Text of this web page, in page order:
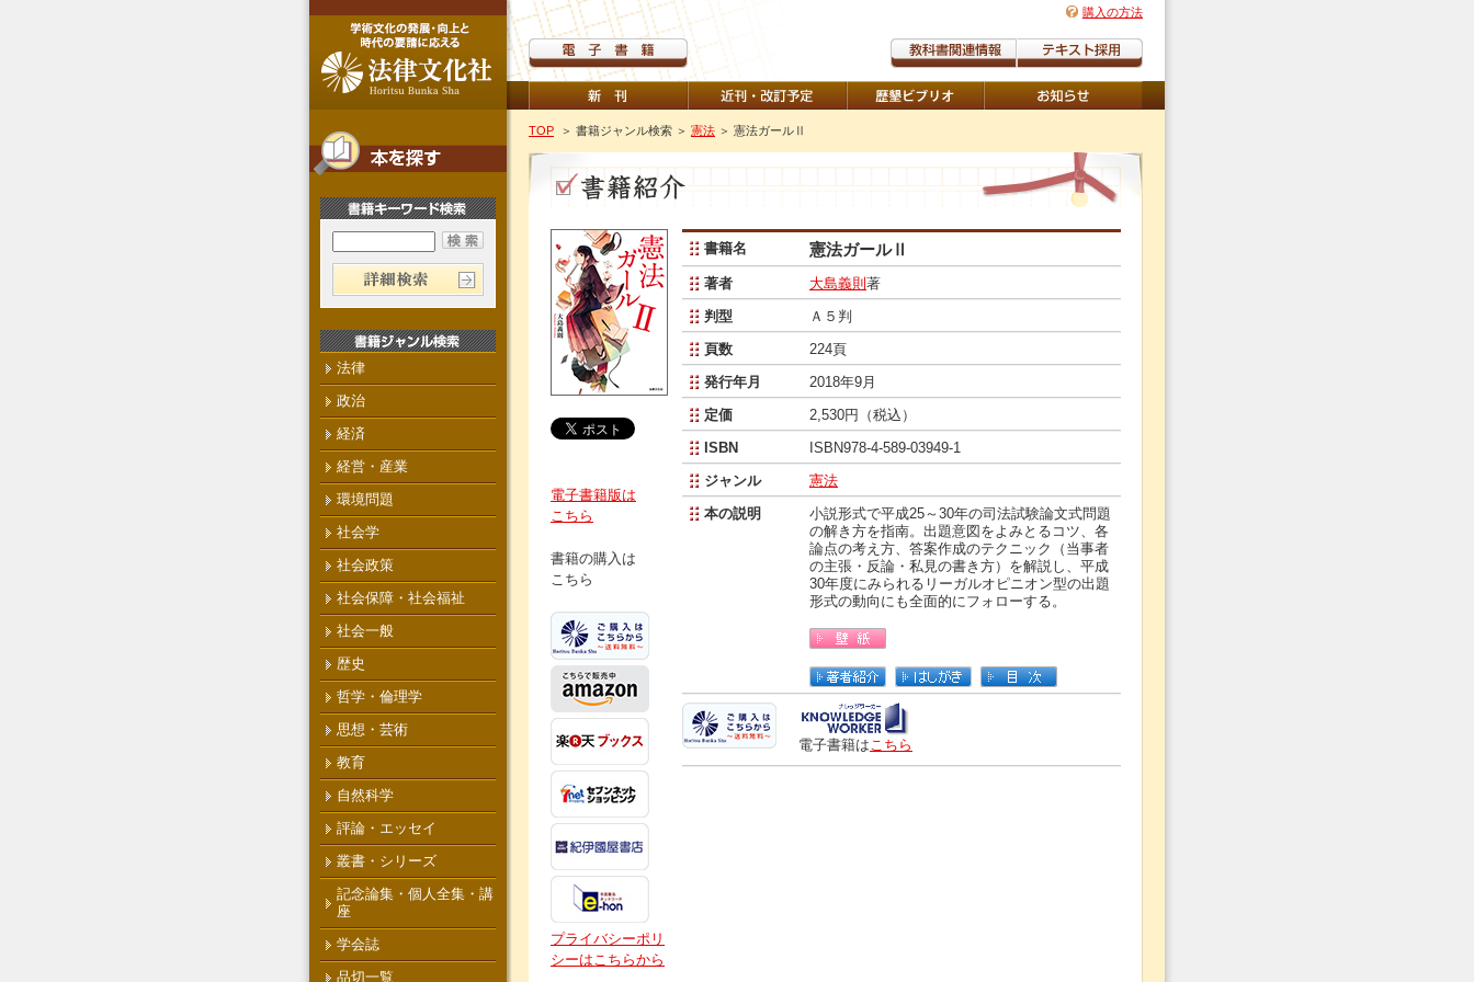
購入の方法
TOP ＞ 書籍ジャンル検索 ＞ 憲法 ＞ 憲法ガールⅡ
電子書籍版は
こちら
書籍の購入は
こちら
プライバシーポリ
シーはこちらから
書籍名 憲法ガールⅡ
著者 大島義則 著
判型
Ａ５判
頁数
224頁
発行年月
2018年9月
定価
2,530円（税込）
ISBN
ISBN978-4-589-03949-1
ジャンル
憲法
本の説明
小説形式で平成25～30年の司法試験論文式問題
の解き方を指南。出題意図をよみとるコツ、各
論点の考え方、答案作成のテクニック（当事者
の主張・反論・私見の書き方）を解説し、平成
30年度にみられるリーガルオピニオン型の出題
形式の動向にも全面的にフォローする。
電子書籍はこちら
法律
政治
経済
経営・産業
環境問題
社会学
社会政策
社会保障・社会福祉
社会一般
歴史
哲学・倫理学
思想・芸術
教育
自然科学
評論・エッセイ
叢書・シリーズ
記念論集・個人全集・講
座
学会誌
品切一覧